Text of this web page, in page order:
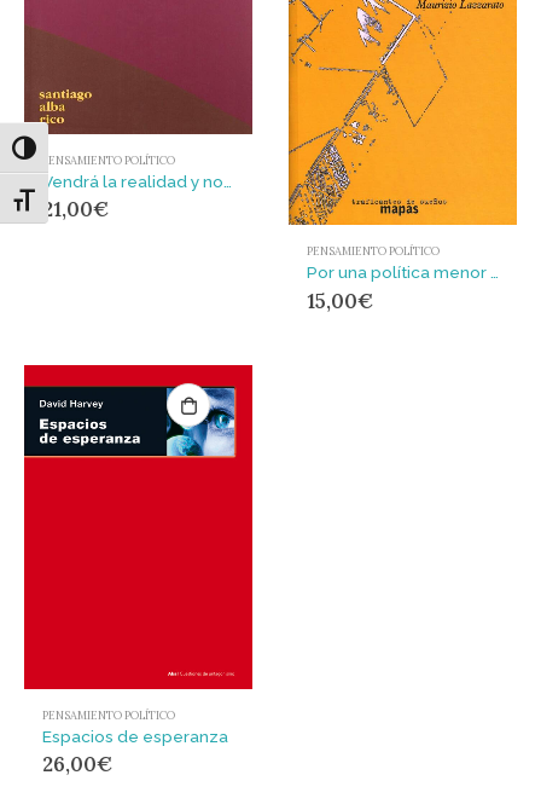
Alternar alto contraste
Alternar tamaño de letra
PENSAMIENTO POLÍTICO
21,00€
PENSAMIENTO POLÍTICO
15,00€
PENSAMIENTO POLÍTICO
Espacios de esperanza
26,00€